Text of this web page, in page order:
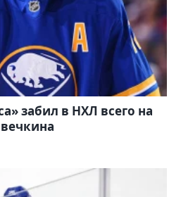
забил в НХЛ всего на